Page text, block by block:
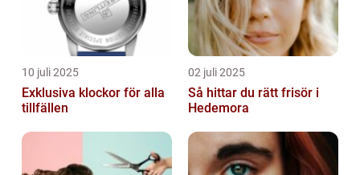
10 juli 2025
Exklusiva klockor för alla
tillfällen
02 juli 2025
Så hittar du rätt frisör i
Hedemora